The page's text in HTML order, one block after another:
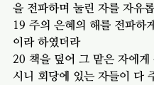
을 전파하며 눌린 자를 자유
19 주의 은혜의 해를 전파하
이라 하였더라
20 책을 덮어 그 맡은 자에게
시니 회당에 있는 자들이 다